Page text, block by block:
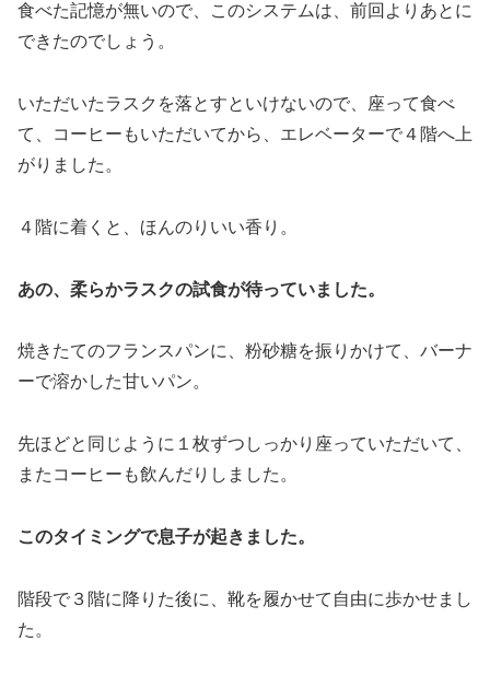
食べた記憶が無いので、このシステムは、前回よりあとに
できたのでしょう。
いただいたラスクを落とすといけないので、座って食べ
て、コーヒーもいただいてから、エレベーターで４階へ上
がりました。
４階に着くと、ほんのりいい香り。
あの、柔らかラスクの試食が待っていました。
焼きたてのフランスパンに、粉砂糖を振りかけて、バーナ
ーで溶かした甘いパン。
先ほどと同じように１枚ずつしっかり座っていただいて、
またコーヒーも飲んだりしました。
このタイミングで息子が起きました。
階段で３階に降りた後に、靴を履かせて自由に歩かせまし
た。